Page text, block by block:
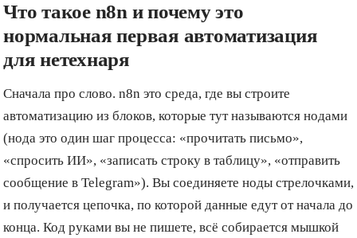
Что такое n8n и почему это
нормальная первая автоматизация
для нетехнаря
Сначала про слово. n8n это среда, где вы строите
автоматизацию из блоков, которые тут называются нодами
(нода это один шаг процесса: «прочитать письмо»,
«спросить ИИ», «записать строку в таблицу», «отправить
сообщение в Telegram»). Вы соединяете ноды стрелочками,
и получается цепочка, по которой данные едут от начала до
конца. Код руками вы не пишете, всё собирается мышкой